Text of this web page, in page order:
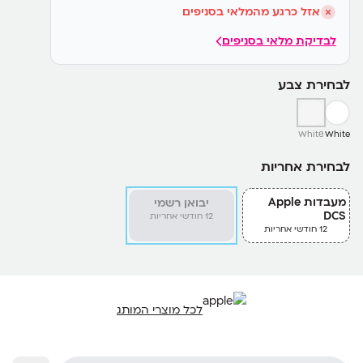
אזל כרגע מהמלאי בסניפים
לבדיקת מלאי בסניפים
לבחירת צבע
White
Whitе
לבחירת אחריות
מעבדות Apple
DCS
12 חודשי אחריות
יבואן רשמי
12 חודשי אחריות
לכל מוצרי המותג